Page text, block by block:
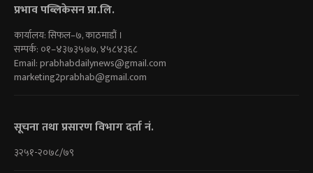
प्रभाव पब्लिकेसन प्रा.लि.
कार्यालय: सिफल–७, काठमाडौं ।
सम्पर्क: ०१–४३७३५७७, ४५८४३६८
Email:prabhabdailynews@gmail.com
marketing2prabhab@gmail.com
सूचना तथा प्रसारण विभाग दर्ता नं.
३२५१-२०७८/७९